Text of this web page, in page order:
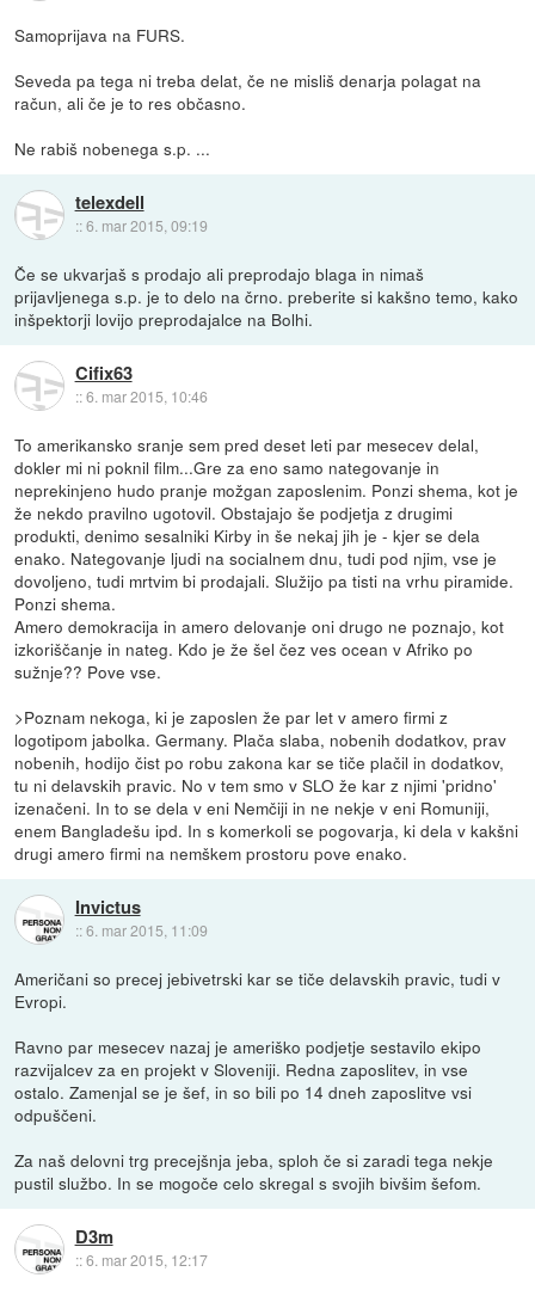
Samoprijava na FURS.
Seveda pa tega ni treba delat, če ne misliš denarja polagat na
račun, ali če je to res občasno.
Ne rabiš nobenega s.p. ...
telexdell
::6. mar 2015, 09:19
Če se ukvarjaš s prodajo ali preprodajo blaga in nimaš
prijavljenega s.p. je to delo na črno. preberite si kakšno temo, kako
inšpektorji lovijo preprodajalce na Bolhi.
Cifix63
::6. mar 2015, 10:46
To amerikansko sranje sem pred deset leti par mesecev delal,
dokler mi ni poknil film...Gre za eno samo nategovanje in
neprekinjeno hudo pranje možgan zaposlenim. Ponzi shema, kot je
že nekdo pravilno ugotovil. Obstajajo še podjetja z drugimi
produkti, denimo sesalniki Kirby in še nekaj jih je - kjer se dela
enako. Nategovanje ljudi na socialnem dnu, tudi pod njim, vse je
dovoljeno, tudi mrtvim bi prodajali. Služijo pa tisti na vrhu piramide.
Ponzi shema.
Amero demokracija in amero delovanje oni drugo ne poznajo, kot
izkoriščanje in nateg. Kdo je že šel čez ves ocean v Afriko po
sužnje?? Pove vse.
>Poznam nekoga, ki je zaposlen že par let v amero firmi z
logotipom jabolka. Germany. Plača slaba, nobenih dodatkov, prav
nobenih, hodijo čist po robu zakona kar se tiče plačil in dodatkov,
tu ni delavskih pravic. No v tem smo v SLO že kar z njimi 'pridno'
izenačeni. In to se dela v eni Nemčiji in ne nekje v eni Romuniji,
enem Bangladešu ipd. In s komerkoli se pogovarja, ki dela v kakšni
drugi amero firmi na nemškem prostoru pove enako.
Invictus
::6. mar 2015, 11:09
Američani so precej jebivetrski kar se tiče delavskih pravic, tudi v
Evropi.
Ravno par mesecev nazaj je ameriško podjetje sestavilo ekipo
razvijalcev za en projekt v Sloveniji. Redna zaposlitev, in vse
ostalo. Zamenjal se je šef, in so bili po 14 dneh zaposlitve vsi
odpuščeni.
Za naš delovni trg precejšnja jeba, sploh če si zaradi tega nekje
pustil službo. In se mogoče celo skregal s svojih bivšim šefom.
D3m
::6. mar 2015, 12:17